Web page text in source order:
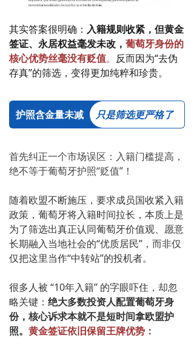
其实答案很明确： 入籍规则收紧，但黄金
签证、永居权益毫发未改， 葡萄牙身份的
核心优势丝毫没有贬值。 反而因为“去伪
存真”的筛选，变得更加纯粹和珍贵。
护照含金量未减 只是筛选更严格了
首先纠正一个市场误区：入籍门槛提高，
绝不等于葡萄牙护照“贬值”！
随着欧盟不断施压，要求成员国收紧入籍
政策，葡萄牙将入籍时间拉长，本质上是
为了筛选出真正认同葡萄牙价值观、愿意
长期融入当地社会的“优质居民”，而非仅
仅把这里当作“中转站”的投机者。
很多人被 “10年入籍” 的字眼吓住，却忽
略关键： 绝大多数投资人配置葡萄牙身
份，核心诉求本就不是短时间拿欧盟护
照。 黄金签证依旧保留王牌优势：